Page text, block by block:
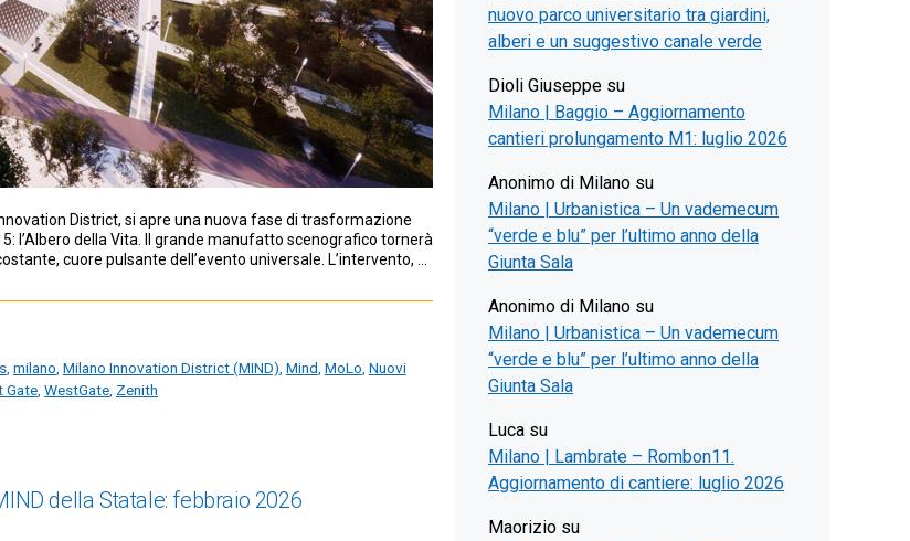
District, si apre una nuova fase di trasformazione
l’Albero della Vita. Il grande manufatto scenografico tornerà
cuore pulsante dell’evento universale. L’intervento, …
, milano Milano Innovation District (MIND) Mind MoLo Nuovi
Gate WestGate Zenith
della Statale: febbraio 2026
nuovo parco universitario tra giardini,
alberi e un suggestivo canale verde
Dioli Giuseppe su
Milano | Baggio – Aggiornamento
cantieri prolungamento M1: luglio 2026
Anonimo di Milano su
Milano | Urbanistica – Un vademecum
“verde e blu” per l’ultimo anno della
Giunta Sala
Anonimo di Milano su
Milano | Urbanistica – Un vademecum
“verde e blu” per l’ultimo anno della
Giunta Sala
Luca su
Milano | Lambrate – Rombon11.
Aggiornamento di cantiere: luglio 2026
Maorizio su